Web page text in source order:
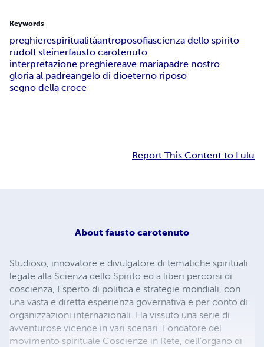
Keywords
preghierespiritualitàantroposofiascienza dello spirito
rudolf steinerfausto carotenuto
interpretazione preghiereave mariapadre nostro
gloria al padreangelo di dioeterno riposo
segno della croce
Report This Content to Lulu
About fausto carotenuto
Studioso, innovatore e divulgatore di tematiche spirituali
legate alla Scienza dello Spirito ed a liberi percorsi di
coscienza, Esperto di politica e strategie mondiali, con
una vasta e diretta esperienza governativa e per conto di
organizzazioni internazionali. Ha vissuto una serie di
avventurose vicende in vari scenari. Fondatore del
movimento spirituale Coscienze in Rete, dell'organo di